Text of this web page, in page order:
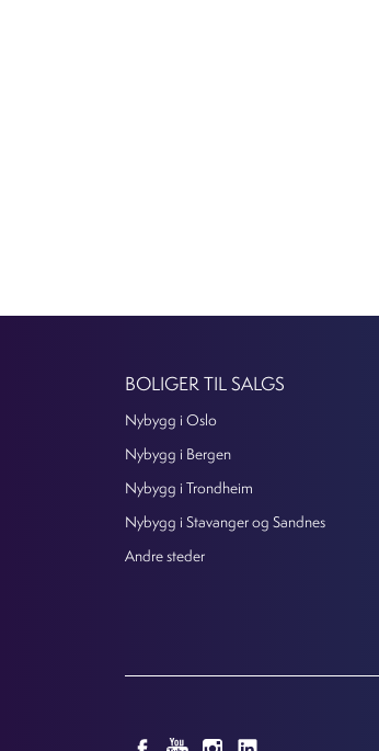
BOLIGER TIL SALGS
Nybygg i Oslo
Nybygg i Bergen
Nybygg i Trondheim
Nybygg i Stavanger og Sandnes
Andre steder